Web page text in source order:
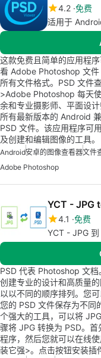
4.2 免费
适用于
这款免费且简单的应用程
看 Adobe Photoshop 文
所有文件格式。PSD 文件
>Adobe Photoshop 每天
余和专业摄影师、平面设
所有最新版本的 Android
PSD 文件。该应用程序可
及创建和编辑图像的工具。
Android安卓的图像查看器文件
Adobe Photoshop
YCT - JPG
4.1 免费
YCT - JPG
PSD 代表 Photoshop 文
创建专业的设计和高质量
以以不同的顺序排列。您
您的 PSD 文件保存为不
个强大的工具，可以将
骤将 JPG 转换为 PSD。
程序，然后您就可以在线
装它强>。点击按钮安装插